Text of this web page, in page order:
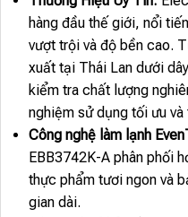
hàng đầu thế giới, nổi
vượt trội và độ bền cao.
xuất tại Thái Lan dưới
kiểm tra chất lượng
nghiệm sử dụng tối ưu
Công nghệ làm lạnh
EBB3742K-A phân phối
thực phẩm tươi ngon và
gian dài.